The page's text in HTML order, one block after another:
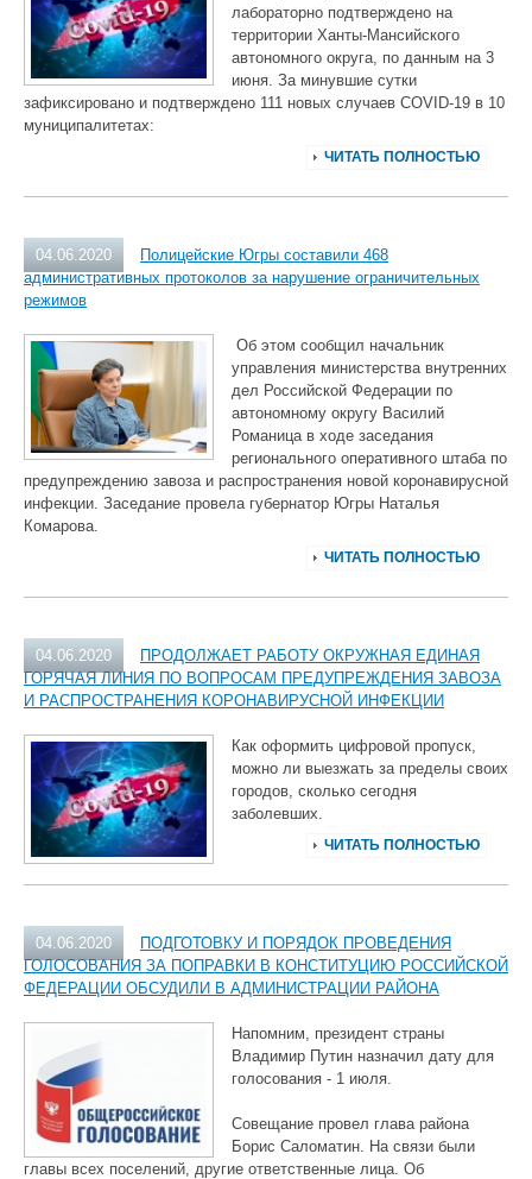
лабораторно подтверждено на
территории Ханты-Мансийского
автономного округа, по данным на 3
июня. За минувшие сутки
зафиксировано и подтверждено 111 новых случаев COVID-19 в 10
муниципалитетах:
ЧИТАТЬ ПОЛНОСТЬЮ
04.06.2020
Полицейские Югры составили 468
административных протоколов за нарушение ограничительных
режимов
Об этом сообщил начальник
управления министерства внутренних
дел Российской Федерации по
автономному округу Василий
Романица в ходе заседания
регионального оперативного штаба по
предупреждению завоза и распространения новой коронавирусной
инфекции. Заседание провела губернатор Югры Наталья
Комарова.
ЧИТАТЬ ПОЛНОСТЬЮ
04.06.2020
ПРОДОЛЖАЕТ РАБОТУ ОКРУЖНАЯ ЕДИНАЯ
ГОРЯЧАЯ ЛИНИЯ ПО ВОПРОСАМ ПРЕДУПРЕЖДЕНИЯ ЗАВОЗА
И РАСПРОСТРАНЕНИЯ КОРОНАВИРУСНОЙ ИНФЕКЦИИ
Как оформить цифровой пропуск,
можно ли выезжать за пределы своих
городов, сколько сегодня
заболевших.
ЧИТАТЬ ПОЛНОСТЬЮ
04.06.2020
ПОДГОТОВКУ И ПОРЯДОК ПРОВЕДЕНИЯ
ГОЛОСОВАНИЯ ЗА ПОПРАВКИ В КОНСТИТУЦИЮ РОССИЙСКОЙ
ФЕДЕРАЦИИ ОБСУДИЛИ В АДМИНИСТРАЦИИ РАЙОНА
Напомним, президент страны
Владимир Путин назначил дату для
голосования - 1 июля.
Совещание провел глава района
Борис Саломатин. На связи были
главы всех поселений, другие ответственные лица. Об